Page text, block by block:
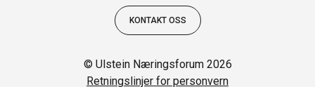
KONTAKT OSS
© Ulstein Næringsforum 2026
Retningslinjer for personvern